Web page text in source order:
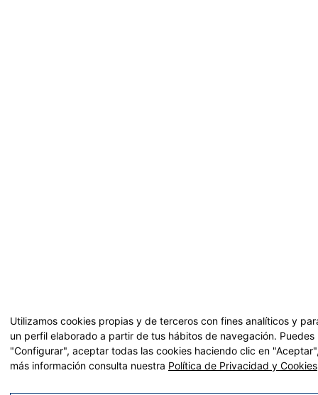
Utilizamos cookies propias y de terceros con fines analíticos y
un perfil elaborado a partir de tus hábitos de navegación.
"Configurar", aceptar todas las cookies haciendo clic en
más información consulta nuestra Política de Privacidad y Cookies